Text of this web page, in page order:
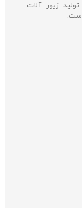
زیور آلات